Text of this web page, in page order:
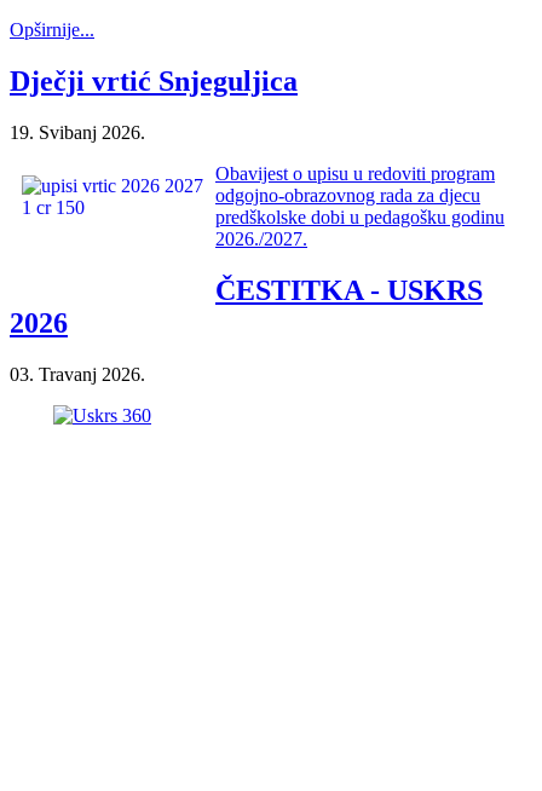
Opširnije...
Dječji vrtić Snjeguljica
19. Svibanj 2026.
Obavijest o upisu u redoviti program
odgojno-obrazovnog rada za djecu
predškolske dobi u pedagošku godinu
2026./2027.
ČESTITKA - USKRS
2026
03. Travanj 2026.